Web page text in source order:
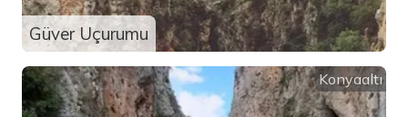
Güver Uçurumu
Konyaaltı